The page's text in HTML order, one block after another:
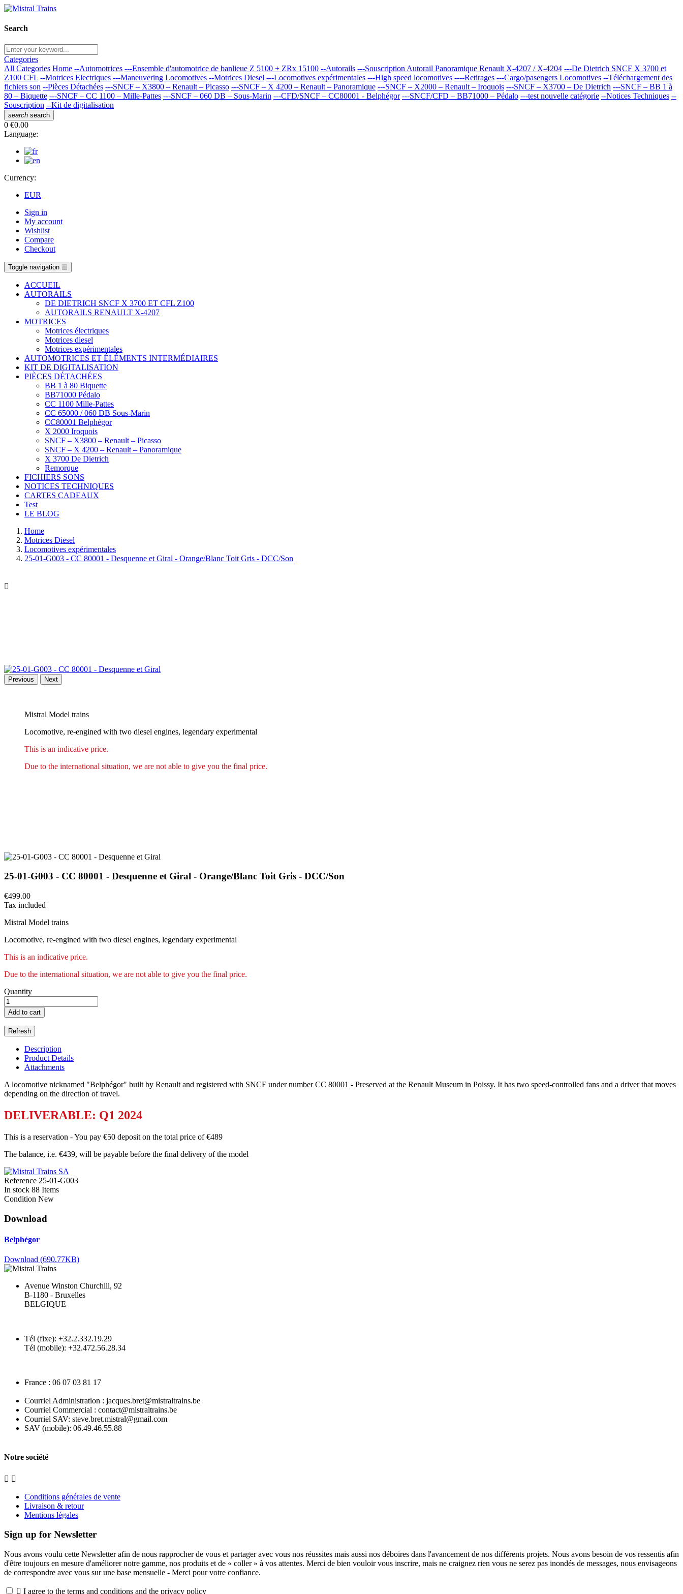
Search
Categories
All Categories Home --Automotrices ---Ensemble d'automotrice de banlieue Z 5100 + ZRx 15100 --Autorails ---Souscription Autorail Panoramique Renault X-4207 / X-4204 ---De Dietrich SNCF X 3700 et
Z100 CFL --Motrices Electriques ---Maneuvering Locomotives --Motrices Diesel ---Locomotives expérimentales ---High speed locomotives ----Retirages ---Cargo/pasengers Locomotives --Téléchargement des
fichiers son --Pièces Détachées ---SNCF – X3800 – Renault – Picasso ---SNCF – X 4200 – Renault – Panoramique ---SNCF – X2000 – Renault – Iroquois ---SNCF – X3700 – De Dietrich ---SNCF – BB 1 à
80 – Biquette ---SNCF – CC 1100 – Mille-Pattes ---SNCF – 060 DB – Sous-Marin ---CFD/SNCF – CC80001 - Belphégor ---SNCF/CFD – BB71000 – Pédalo ---test nouvelle catégorie --Notices Techniques --
Souscription --Kit de digitalisation
search search
0 €0.00
Language:
Currency:
EUR
Sign in
My account
Wishlist
Compare
Checkout
Toggle navigation ☰
ACCUEIL
AUTORAILS
DE DIETRICH SNCF X 3700 ET CFL Z100
AUTORAILS RENAULT X-4207
MOTRICES
Motrices électriques
Motrices diesel
Motrices expérimentales
AUTOMOTRICES ET ÉLÉMENTS INTERMÉDIAIRES
KIT DE DIGITALISATION
PIÈCES DÉTACHÉES
BB 1 à 80 Biquette
BB71000 Pédalo
CC 1100 Mille-Pattes
CC 65000 / 060 DB Sous-Marin
CC80001 Belphégor
X 2000 Iroquois
SNCF – X3800 – Renault – Picasso
SNCF – X 4200 – Renault – Panoramique
X 3700 De Dietrich
Remorque
FICHIERS SONS
NOTICES TECHNIQUES
CARTES CADEAUX
Test
LE BLOG
Home
Motrices Diesel
Locomotives expérimentales
25-01-G003 - CC 80001 - Desquenne et Giral - Orange/Blanc Toit Gris - DCC/Son

Previous Next
Mistral Model trains
Locomotive, re-engined with two diesel engines, legendary experimental
This is an indicative price.
Due to the international situation, we are not able to give you the final price.
25-01-G003 - CC 80001 - Desquenne et Giral - Orange/Blanc Toit Gris - DCC/Son
€499.00
Tax included
Mistral Model trains
Locomotive, re-engined with two diesel engines, legendary experimental
This is an indicative price.
Due to the international situation, we are not able to give you the final price.
Quantity
Add to cart
Description
Product Details
Attachments
A locomotive nicknamed "Belphégor" built by Renault and registered with SNCF under number CC 80001 - Preserved at the Renault Museum in Poissy. It has two speed-controlled fans and a driver that moves
depending on the direction of travel.
DELIVERABLE: Q1 2024
This is a reservation - You pay €50 deposit on the total price of €489
The balance, i.e. €439, will be payable before the final delivery of the model
Reference 25-01-G003
In stock 88 Items
Condition New
Download
Belphégor
Download (690.77KB)
Avenue Winston Churchill, 92
B-1180 - Bruxelles
BELGIQUE
Tél (fixe): +32.2.332.19.29
Tél (mobile): +32.472.56.28.34
France : 06 07 03 81 17
Courriel Administration : jacques.bret@mistraltrains.be
Courriel Commercial : contact@mistraltrains.be
Courriel SAV: steve.bret.mistral@gmail.com
SAV (mobile): 06.49.46.55.88
Notre société
 
Conditions générales de vente
Livraison & retour
Mentions légales
Sign up for Newsletter
Nous avons voulu cette Newsletter afin de nous rapprocher de vous et partager avec vous nos réussites mais aussi nos déboires dans l'avancement de nos différents projets. Nous avons besoin de vos ressentis afin
d'être toujours en mesure d'améliorer notre gamme, nos produits et de « coller » à vos attentes. Merci de bien vouloir vous inscrire, mais ne craignez rien vous ne serez pas inondés de messages, nous envisageons
de correspondre avec vous sur une base mensuelle - Merci pour votre confiance.
 I agree to the terms and conditions and the privacy policy